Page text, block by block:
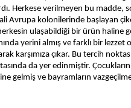
Herkese verilmeyen bu madde,
Avrupa kolonilerinde başlayan
ulaşabildiği bir ürün haline
yerini almış ve farklı bir
karşımıza çıkar. Bu tercih
da yer edinmiştir.
gelmiş ve bayramların